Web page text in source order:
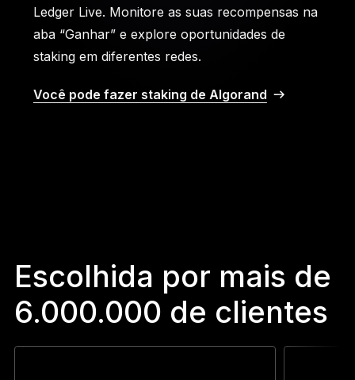
Ledger Live. Monitore as suas recompensas na
aba “Ganhar” e explore oportunidades de
staking em diferentes redes.
Você pode fazer staking de Algorand
Escolhida por mais de
6.000.000 de clientes